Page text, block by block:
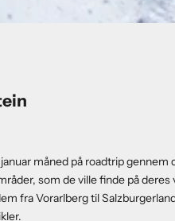
måned på roadtrip gennem
som de ville finde på deres
fra Vorarlberg til